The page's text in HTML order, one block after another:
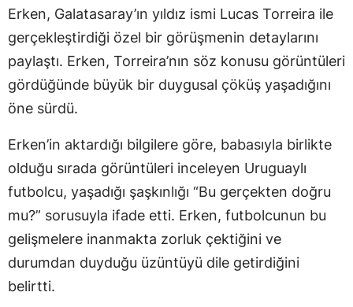
Erken, Galatasaray’ın yıldız ismi Lucas Torreira ile
gerçekleştirdiği özel bir görüşmenin detaylarını
paylaştı. Erken, Torreira’nın söz konusu görüntüleri
gördüğünde büyük bir duygusal çöküş yaşadığını
öne sürdü.
Erken’in aktardığı bilgilere göre, babasıyla birlikte
olduğu sırada görüntüleri inceleyen Uruguaylı
futbolcu, yaşadığı şaşkınlığı “Bu gerçekten doğru
mu?” sorusuyla ifade etti. Erken, futbolcunun bu
gelişmelere inanmakta zorluk çektiğini ve
durumdan duyduğu üzüntüyü dile getirdiğini
belirtti.